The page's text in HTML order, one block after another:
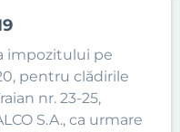
impozitului pe
pentru clădirile
nr. 23-25,
S.A., ca urmare